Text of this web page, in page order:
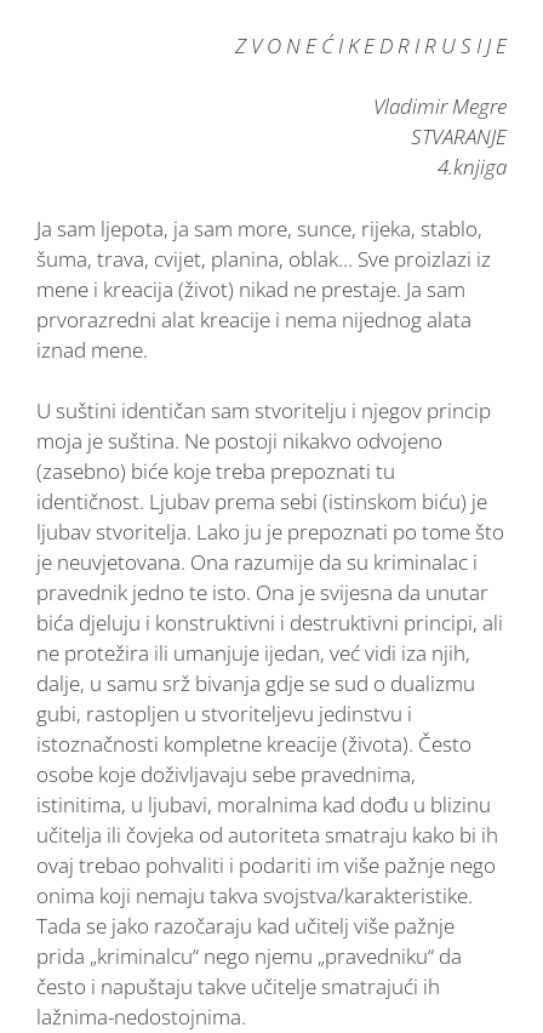
Z V O N E Ć I K E D R I R U S I J E
Vladimir Megre
STVARANJE
4.knjiga
Ja sam ljepota, ja sam more, sunce, rijeka, stablo,
šuma, trava, cvijet, planina, oblak… Sve proizlazi iz
mene i kreacija (život) nikad ne prestaje. Ja sam
prvorazredni alat kreacije i nema nijednog alata
iznad mene.
U suštini identičan sam stvoritelju i njegov princip
moja je suština. Ne postoji nikakvo odvojeno
(zasebno) biće koje treba prepoznati tu
identičnost. Ljubav prema sebi (istinskom biću) je
ljubav stvoritelja. Lako ju je prepoznati po tome što
je neuvjetovana. Ona razumije da su kriminalac i
pravednik jedno te isto. Ona je svijesna da unutar
bića djeluju i konstruktivni i destruktivni principi, ali
ne protežira ili umanjuje ijedan, već vidi iza njih,
dalje, u samu srž bivanja gdje se sud o dualizmu
gubi, rastopljen u stvoriteljevu jedinstvu i
istoznačnosti kompletne kreacije (života). Često
osobe koje doživljavaju sebe pravednima,
istinitima, u ljubavi, moralnima kad dođu u blizinu
učitelja ili čovjeka od autoriteta smatraju kako bi ih
ovaj trebao pohvaliti i podariti im više pažnje nego
onima koji nemaju takva svojstva/karakteristike.
Tada se jako razočaraju kad učitelj više pažnje
prida „kriminalcu“ nego njemu „pravedniku“ da
često i napuštaju takve učitelje smatrajući ih
lažnima-nedostojnima.